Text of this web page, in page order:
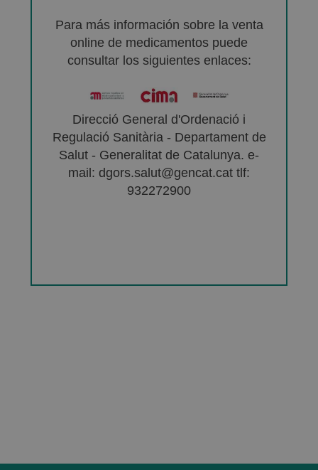
Para más información sobre la venta
online de medicamentos puede
consultar los siguientes enlaces:
Direcció General d'Ordenació i
Regulació Sanitària - Departament de
Salut - Generalitat de Catalunya. e-
mail: dgors.salut@gencat.cat tlf:
932272900